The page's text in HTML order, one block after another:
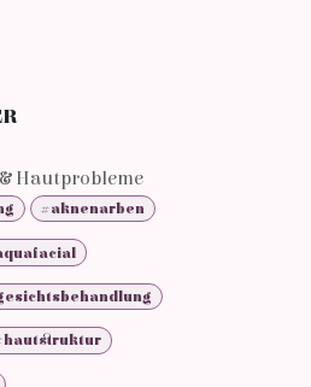
Hautprobleme
#aknenarben